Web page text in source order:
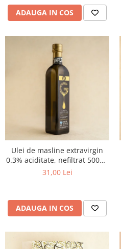
ADAUGA IN COS
Ulei de masline extravirgin
0.3% aciditate, nefiltrat 500ml
- presat la rece
31,00 Lei
ADAUGA IN COS